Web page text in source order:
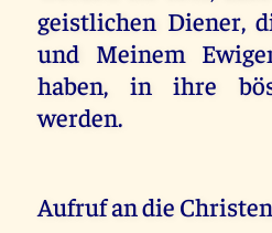
geistlichen Diener,
und Meinem
haben, in ihre
werden.
Aufruf an die